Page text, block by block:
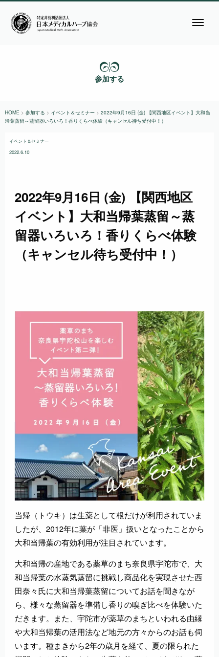
参加する
HOME > 参加する > イベント＆セミナー > 2022年9月16日 (金) 【関西地区イベント】大和当
帰葉蒸留～蒸留器いろいろ！香りくらべ体験（キャンセル待ち受付中！）
イベント＆セミナー
2022.6.10
2022年9月16日 (金) 【関西地区
イベント】大和当帰葉蒸留～蒸
留器いろいろ！香りくらべ体験
（キャンセル待ち受付中！）
当帰（トウキ）は生薬として根だけが利用されていま
したが、2012年に葉が「非医」扱いとなったことから
大和当帰葉の有効利用が注目されています。
大和当帰の産地である薬草のまち奈良県宇陀市で、大
和当帰葉の水蒸気蒸留に挑戦し商品化を実現させた西
田奈々氏に大和当帰葉蒸留についてお話を聞きなが
ら、様々な蒸留器を準備し香りの嗅ぎ比べを体験いた
だきます。また、宇陀市が薬草のまちといわれる由縁
や大和当帰葉の活用法など地元の方々からのお話も伺
います。種まきから2年の歳月を経て、夏の限られた